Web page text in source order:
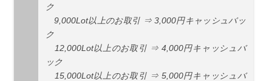
ク
9,000Lot以上のお取引 ⇒ 3,000円キャッシュバッ
ク
12,000Lot以上のお取引 ⇒ 4,000円キャッシュバ
ック
15,000Lot以上のお取引 ⇒ 5,000円キャッシュバ